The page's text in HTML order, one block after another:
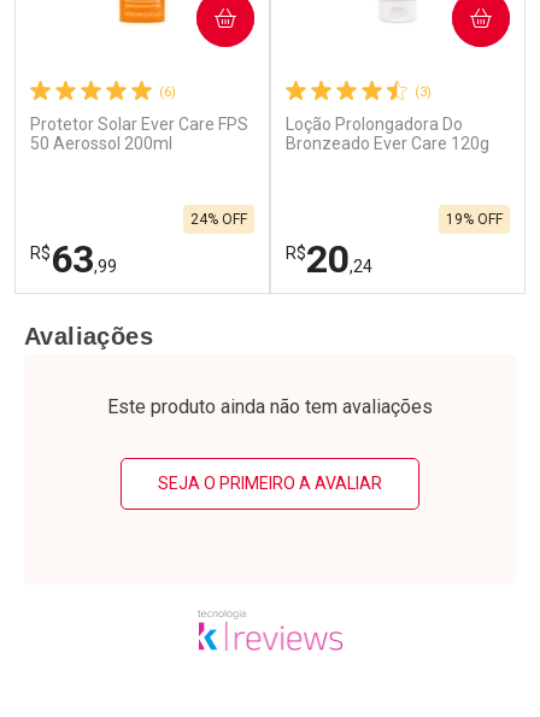
(6)
Protetor Solar Ever Care FPS
50 Aerossol 200ml
R$63,99
24% OFF
COMPRAR
Laboratório
Por Menos
(3)
Loção Prolongadora Do
Bronzeado Ever Care 120g
R$20,24
19% OFF
COMPRAR
Laboratório
Por Menos
Avaliações
Este produto ainda não tem avaliações
SEJA O PRIMEIRO A AVALIAR